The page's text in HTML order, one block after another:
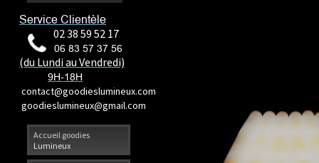
Accueil goodies
Lumineux
Service Clientèle
02 38 59 52 17
06 83 57 37 56
(du Lundi au Vendredi)
9H-18H
contact@goodieslumineux.com
goodieslumineux@gmail.com